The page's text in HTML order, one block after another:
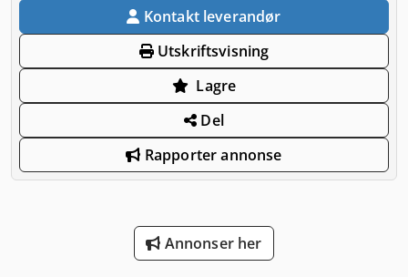
Kontakt leverandør
Utskriftsvisning
Lagre
Del
Rapporter annonse
Annonser her